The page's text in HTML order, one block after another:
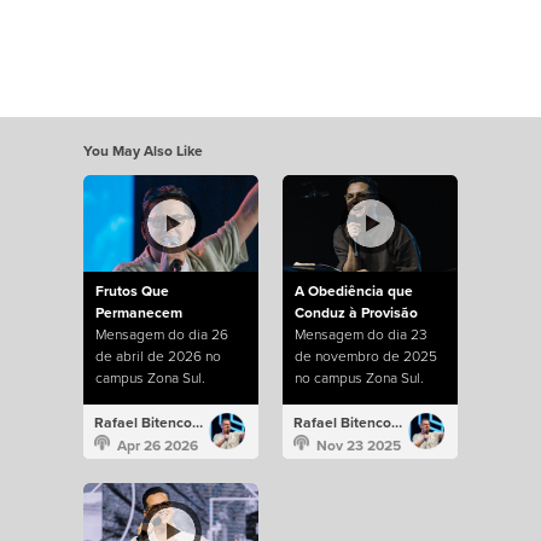
You May Also Like
Frutos Que
Permanecem
Mensagem do dia 26
de abril de 2026 no
campus Zona Sul.
Rafael Bitencourt
Apr 26 2026
A Obediência que
Conduz à Provisão
Mensagem do dia 23
de novembro de 2025
no campus Zona Sul.
Rafael Bitencourt
Nov 23 2025